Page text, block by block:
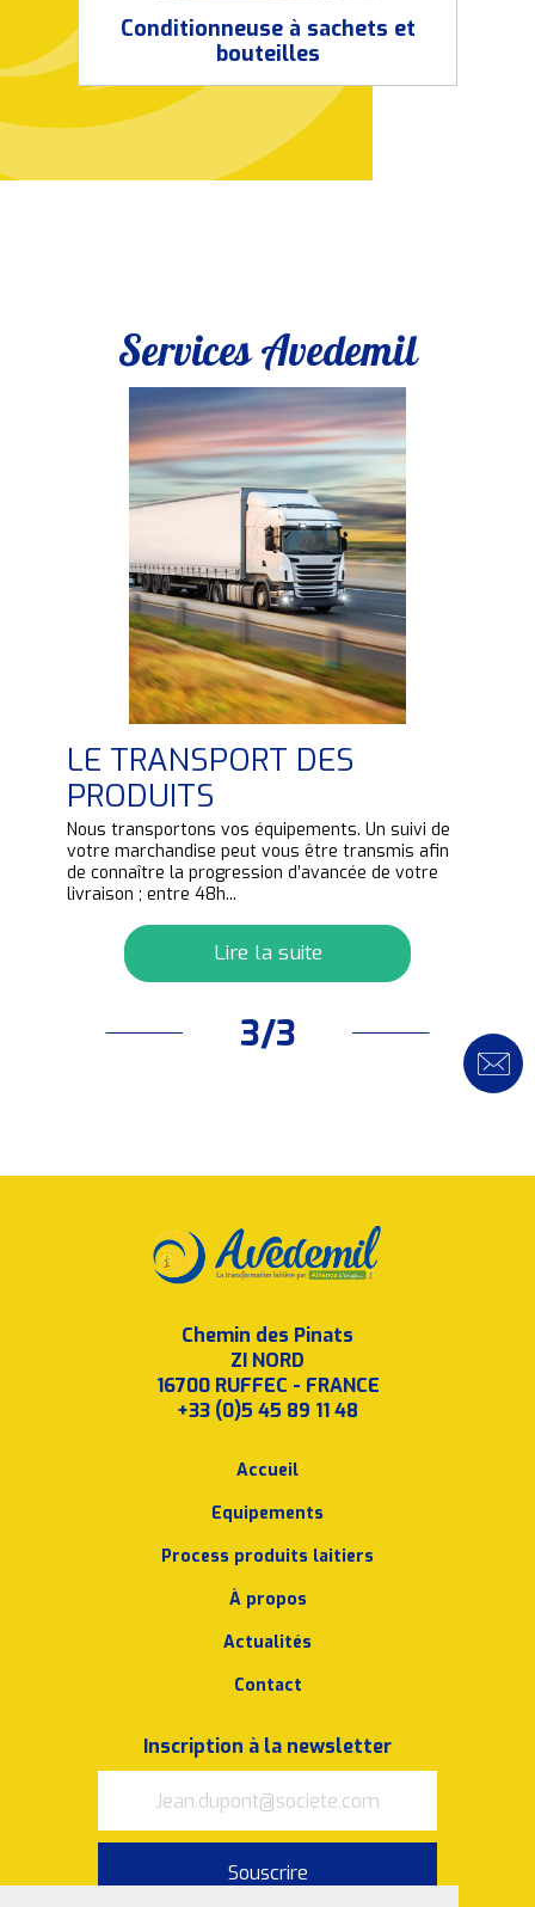
Conditionneuse à sachets et
bouteilles
Services Avedemil
LE TRANSPORT DES
PRODUITS
Nous transportons vos équipements. Un suivi de
votre marchandise peut vous être transmis afin
de connaître la progression d’avancée de votre
livraison ; entre 48h...
Lire la suite
3/3
Chemin des Pinats
ZI NORD
16700 RUFFEC - FRANCE
+33 (0)5 45 89 11 48
Accueil
Equipements
Process produits laitiers
À propos
Actualités
Contact
Inscription à la newsletter
Souscrire